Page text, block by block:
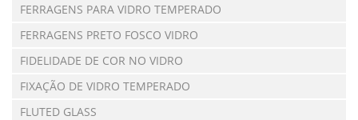
FERRAGENS PARA VIDRO TEMPERADO
FERRAGENS PRETO FOSCO VIDRO
FIDELIDADE DE COR NO VIDRO
FIXAÇÃO DE VIDRO TEMPERADO
FLUTED GLASS